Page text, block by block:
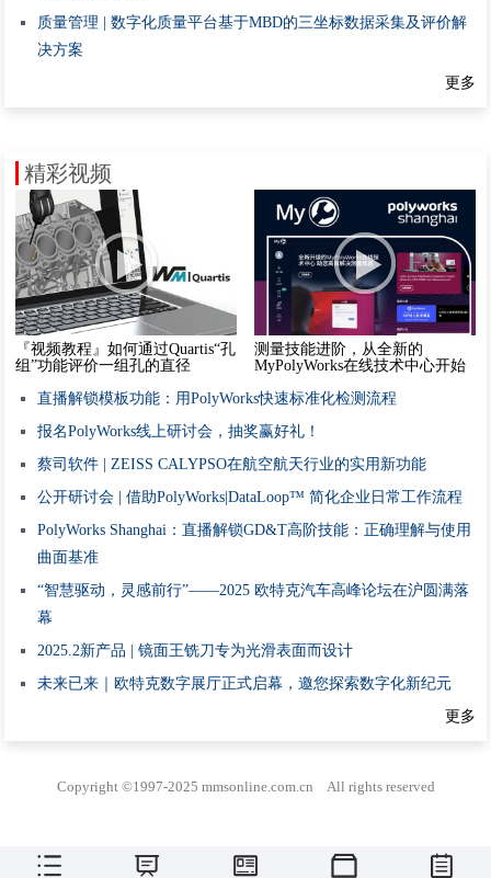
质量管理 | 数字化质量平台基于MBD的三坐标数据采集及评价解
决方案
更多
精彩视频
『视频教程』如何通过Quartis“孔
组”功能评价一组孔的直径
测量技能进阶，从全新的
MyPolyWorks在线技术中心开始
直播解锁模板功能：用PolyWorks快速标准化检测流程
报名PolyWorks线上研讨会，抽奖赢好礼！
蔡司软件 | ZEISS CALYPSO在航空航天行业的实用新功能
公开研讨会 | 借助PolyWorks|DataLoop™ 简化企业日常工作流程
PolyWorks Shanghai：直播解锁GD&T高阶技能：正确理解与使用
曲面基准
“智慧驱动，灵感前行”——2025 欧特克汽车高峰论坛在沪圆满落
幕
2025.2新产品 | 镜面王铣刀专为光滑表面而设计
未来已来｜欧特克数字展厅正式启幕，邀您探索数字化新纪元
更多
Copyright ©1997-2025 mmsonline.com.cn All rights reserved